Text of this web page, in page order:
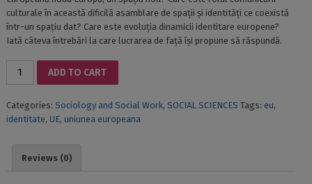
culturale în această dificilă asamblare de spații și identități ce coexistă
într-un spațiu dat? Care este evoluția dinamicii identitare europene?
Iată câteva întrebări la care lucrarea de față își propune să răspundă.
IDENTITY
EUROPEAN
UNION
ADD TO CART
Categories: Sociology and Social Work, SOCIAL SCIENCES Tags: eu,
identitate, UE, uniunea europeana
Reviews (0)